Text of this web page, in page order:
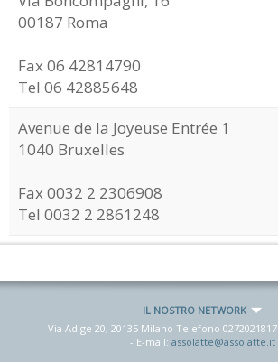
00187 Roma
Fax 06 42814790
Tel 06 42885648
Avenue de la Joyeuse Entrée 1
1040 Bruxelles
Fax 0032 2 2306908
Tel 0032 2 2861248
IL NOSTRO NETWORK
Via Adige 20, 20135 Milano Telefono 0272021817
- E-mail: assolatte@assolatte.it